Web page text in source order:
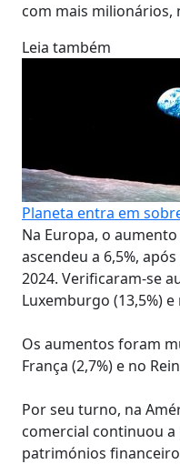
com mais milionários,
Leia também
Planeta entra em
Na Europa, o
ascendeu a 6,5%,
2024. Verificaram-se
Luxemburgo (13,5%) e
Os aumentos foram
França (2,7%) e no
Por seu turno, na
comercial continuou a
patrimónios